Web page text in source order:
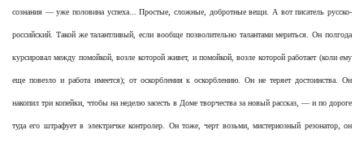
сознания — уже половина успеха... Простые, сложные, добротные вещи. А вот писатель русско-
российский. Такой же талантливый, если вообще позволительно талантами мериться. Он полгода
курсировал между помойкой, возле которой живет, и помойкой, возле которой работает (коли ему
еще повезло и работа имеется); от оскорбления к оскорблению. Он не теряет достоинства. Он
накопил три копейки, чтобы на неделю засесть в Доме творчества за новый рассказ, — и по дороге
туда его штрафует в электричке контролер. Он тоже, черт возьми, мистериозный резонатор, он